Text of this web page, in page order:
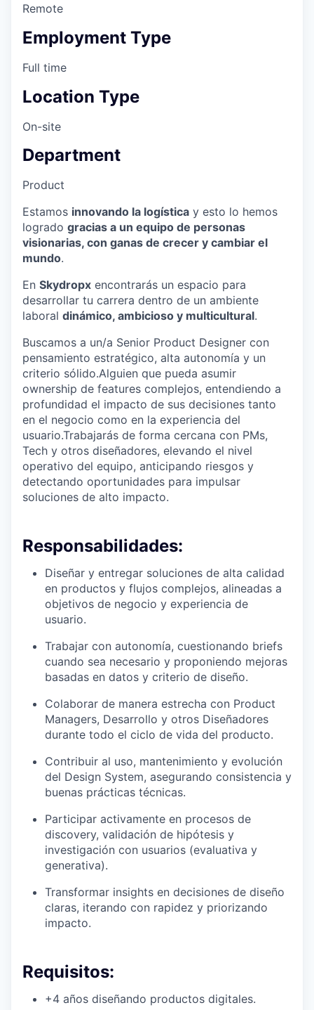
Remote
Employment Type
Full time
Location Type
On-site
Department
Product
Estamos innovando la logística y esto lo hemos
logrado gracias a un equipo de personas
visionarias, con ganas de crecer y cambiar el
mundo.
En Skydropx encontrarás un espacio para
desarrollar tu carrera dentro de un ambiente
laboral dinámico, ambicioso y multicultural.
Buscamos a un/a Senior Product Designer con
pensamiento estratégico, alta autonomía y un
criterio sólido.Alguien que pueda asumir
ownership de features complejos, entendiendo a
profundidad el impacto de sus decisiones tanto
en el negocio como en la experiencia del
usuario.Trabajarás de forma cercana con PMs,
Tech y otros diseñadores, elevando el nivel
operativo del equipo, anticipando riesgos y
detectando oportunidades para impulsar
soluciones de alto impacto.
Responsabilidades:
Diseñar y entregar soluciones de alta calidad
en productos y flujos complejos, alineadas a
objetivos de negocio y experiencia de
usuario.
Trabajar con autonomía, cuestionando briefs
cuando sea necesario y proponiendo mejoras
basadas en datos y criterio de diseño.
Colaborar de manera estrecha con Product
Managers, Desarrollo y otros Diseñadores
durante todo el ciclo de vida del producto.
Contribuir al uso, mantenimiento y evolución
del Design System, asegurando consistencia y
buenas prácticas técnicas.
Participar activamente en procesos de
discovery, validación de hipótesis y
investigación con usuarios (evaluativa y
generativa).
Transformar insights en decisiones de diseño
claras, iterando con rapidez y priorizando
impacto.
Requisitos:
+4 años diseñando productos digitales.